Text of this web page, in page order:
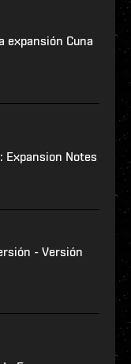
expansión Cuna
Expansion Notes
- Versión